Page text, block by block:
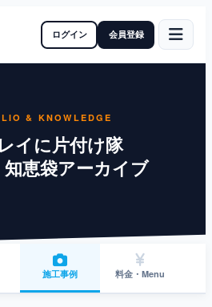
ログイン 会員登録
& KNOWLEDGE
イに片付け隊
恵袋アーカイブ
施工事例 料金・Menu